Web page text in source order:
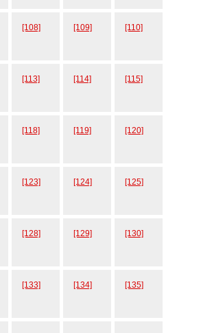
[108] [109] [110]
[113] [114] [115]
[118] [119] [120]
[123] [124] [125]
[128] [129] [130]
[133] [134] [135]